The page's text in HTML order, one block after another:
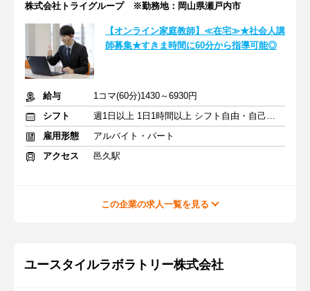
株式会社トライグループ ※勤務地：岡山県瀬戸内市
【オンライン家庭教師】≪在宅≫★社会人講
師募集★すきま時間に60分から指導可能◎
給与
1コマ(60分)1430～6930円
シフト
週1日以上 1日1時間以上 シフト自由・自己申告
雇用形態
アルバイト・パート
アクセス
邑久駅
この企業の求人一覧を見る
ユースタイルラボラトリー株式会社